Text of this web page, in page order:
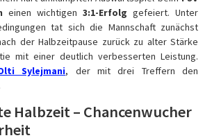
einen wichtigen 3:1-Erfolg gefeiert. Unter
tat sich die Mannschaft zunächst
der Halbzeitpause zurück zu alter Stärke
mit einer deutlich verbesserten Leistung.
Sylejmani, der mit drei Treffern den
Halbzeit – Chancenwucher